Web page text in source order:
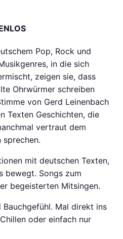
Pop, Rock und
in die sich
zeigen sie, dass
Ohrwürmer schreiben
von Gerd Leinenbach
Texten Geschichten, die
vertraut dem
sprechen.
mit deutschen Texten,
bewegt. Songs zum
begeisterten Mitsingen.
Mal direkt ins
oder einfach nur